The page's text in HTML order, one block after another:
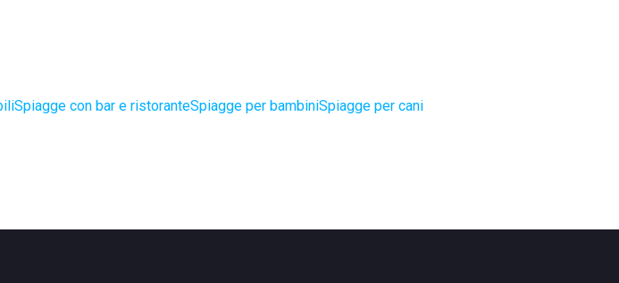
Spiagge con bar e ristoranteSpiagge per bambiniSpiagge per cani